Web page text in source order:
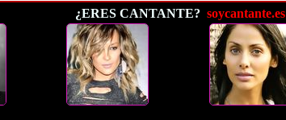
¿ERES CANTANTE? soycantante.es